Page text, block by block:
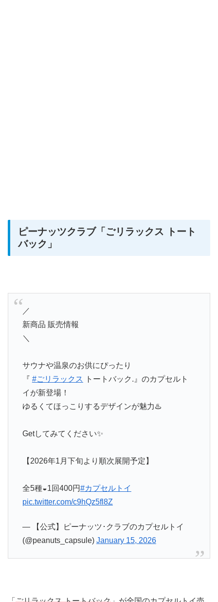
ピーナッツクラブ「ごリラックス トート
バック」
／
新商品 販売情報
＼
サウナや温泉のお供にぴったり
『 #ごリラックス
トートバック.』のカプセルト
イが新登場！
ゆるくてほっこりするデザインが魅力♨️
Getしてみてください✨
【2026年1月下旬より順次展開予定】
全5種◒1回400円#カプセルトイ
pic.twitter.com/c9hQz5fl8Z
— 【公式】ピーナッツ･クラブのカプセルトイ
(@peanuts_capsule) January 15, 2026